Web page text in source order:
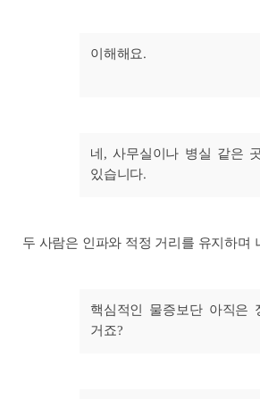
이해해요.
네, 사무실이나 병실 같은
있습니다.
두 사람은 인파와 적정 거리를 유지하며
핵심적인 물증보단 아직은
거죠?